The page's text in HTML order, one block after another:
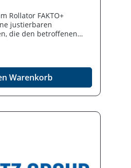
Rollator FAKTO+
justierbaren
die den betroffenen
ermöglichen. Die
machen den
sicheren Begleiter im
Warenkorb